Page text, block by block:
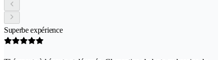
Superbe expérience